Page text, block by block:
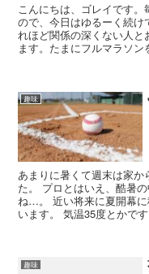
こんにちは、ゴレイです
ので、今日はゆるーく続
れほど関係の深くない人
ます。たまにフルマラソ
趣味
あまりに暑くて週末は家
た。 プロとはいえ、酷暑
ね…。 近い将来に夏開幕
います。 気温35度とかで
趣味